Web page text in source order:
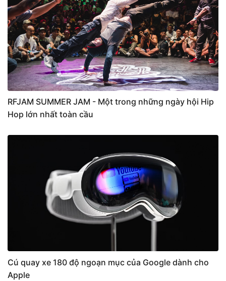
RFJAM SUMMER JAM - Một trong những ngày hội Hip
Hop lớn nhất toàn cầu
Cú quay xe 180 độ ngoạn mục của Google dành cho
Apple